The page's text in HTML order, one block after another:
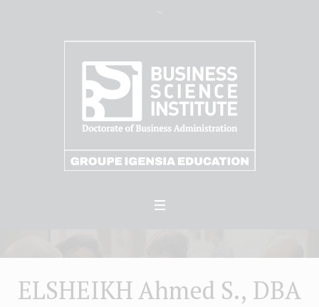
ELSHEIKH Ahmed S., DBA